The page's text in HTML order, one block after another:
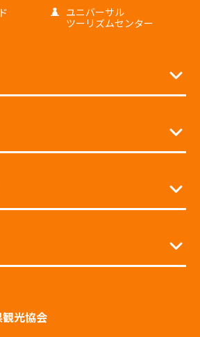
ユニバーサル
ツーリズムセンター
光協会